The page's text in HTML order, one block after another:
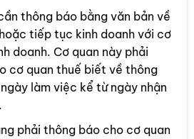
thông báo bằng văn bản về
tiếp tục kinh doanh với cơ
doanh. Cơ quan này phải
cơ quan thuế biết về thông
làm việc kể từ ngày nhận
phải thông báo cho cơ quan